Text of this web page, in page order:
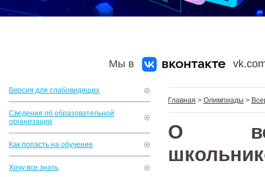
Мы в
Версия для слабовидящих
Сведения об образовательной
организации
Как попасть на обучение
Хочу все знать
Главная > Олимпиады >
О